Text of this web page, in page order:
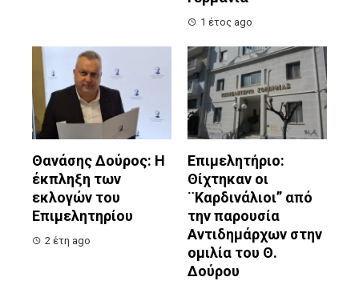
1 έτος ago
Θανάσης Δούρος: Η
έκπληξη των
εκλογών του
Επιμελητηρίου
2 έτη ago
Επιμελητήριο:
Θίχτηκαν οι
¨Καρδινάλιοι” από
την παρουσία
Αντιδημάρχων στην
ομιλία του Θ.
Δούρου